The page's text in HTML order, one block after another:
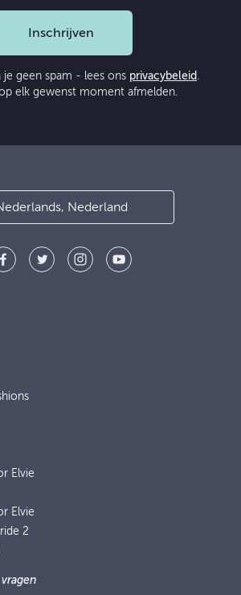
Inschrijven
je geen spam - lees ons privacybeleid .
elk gewenst moment afmelden.
Nederlands, Nederland
Elvie
Elvie
2